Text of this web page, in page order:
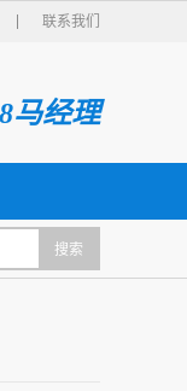
联系我们
马经理
搜索